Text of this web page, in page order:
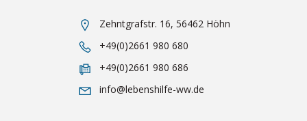
Zehntgrafstr. 16, 56462 Höhn
+49(0)2661 980 680
+49(0)2661 980 686
info@lebenshilfe-ww.de